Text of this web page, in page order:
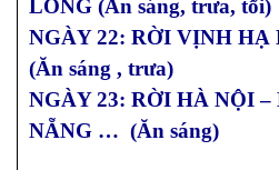
LONG (Ăn sáng, trưa, tối)
NGÀY 22: RỜI VỊNH HẠ
(Ăn sáng , trưa)
NGÀY 23: RỜI HÀ NỘI
NẴNG … (Ăn sáng)